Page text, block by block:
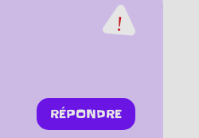
RÉPONDRE